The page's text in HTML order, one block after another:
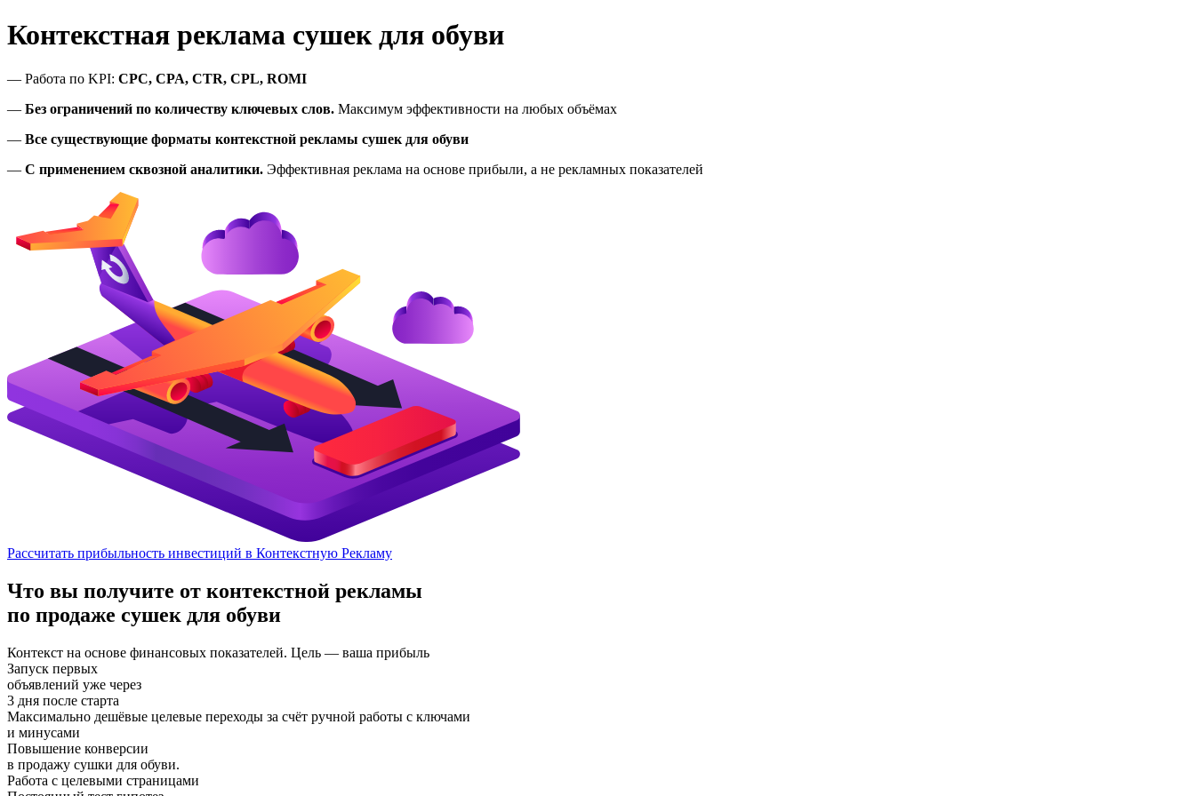
Контекстная реклама сушек для обуви
— Работа по KPI: CPC, CPA, CTR, CPL, ROMI
— Без ограничений по количеству ключевых слов. Максимум эффективности на любых объёмах
— Все существующие форматы контекстной рекламы сушек для обуви
— С применением сквозной аналитики. Эффективная реклама на основе прибыли, а не рекламных показателей
Рассчитать прибыльность инвестиций в Контекстную Рекламу
Что вы получите от контекстной рекламы
по продаже сушек для обуви
Контекст на основе финансовых показателей. Цель — ваша прибыль
Запуск первых
объявлений уже через
3 дня после старта
Максимально дешёвые целевые переходы за счёт ручной работы с ключами
и минусами
Повышение конверсии
в продажу сушки для обуви.
Работа с целевыми страницами